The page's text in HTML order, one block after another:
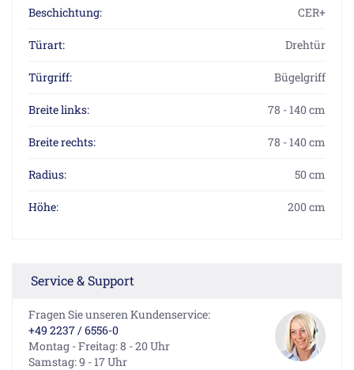
Beschichtung: CER+
Türart: Drehtür
Türgriff: Bügelgriff
Breite links: 78 - 140 cm
Breite rechts: 78 - 140 cm
Radius: 50 cm
Höhe: 200 cm
Service & Support
Fragen Sie unseren Kundenservice:
+49 2237 / 6556-0
Montag - Freitag: 8 - 20 Uhr
Samstag: 9 - 17 Uhr